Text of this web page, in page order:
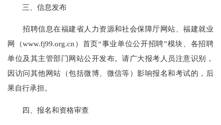
三、信息发布
招聘信息在福建省人力资源和社会保障厅网站、福建就业
网（www.fj99.org.cn）首页“事业单位公开招聘”模块、各招聘
单位及其主管部门网站公开发布。请广大报考人员注意识别，
因访问其他网站（包括微博、微信等）影响报名和考试的，后
果自行承担。
四、报名和资格审查